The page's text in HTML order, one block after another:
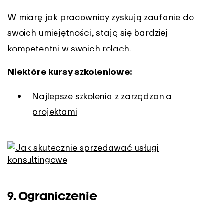
W miarę jak pracownicy zyskują zaufanie do
swoich umiejętności, stają się bardziej
kompetentni w swoich rolach.
Niektóre kursy szkoleniowe:
Najlepsze szkolenia z zarządzania
projektami
9. Ograniczenie